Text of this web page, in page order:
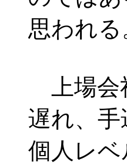
思われる
上場会
遅れ、
個人レ